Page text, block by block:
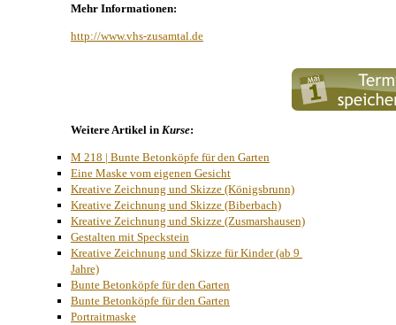
Mehr Informationen:
http://www.vhs-zusamtal.de
Weitere Artikel in Kurse:
M 218 | Bunte Betonköpfe für den Garten
Eine Maske vom eigenen Gesicht
Kreative Zeichnung und Skizze (Königsbrunn)
Kreative Zeichnung und Skizze (Biberbach)
Kreative Zeichnung und Skizze (Zusmarshausen)
Gestalten mit Speckstein
Kreative Zeichnung und Skizze für Kinder (ab 9
Jahre)
Bunte Betonköpfe für den Garten
Bunte Betonköpfe für den Garten
Portraitmaske